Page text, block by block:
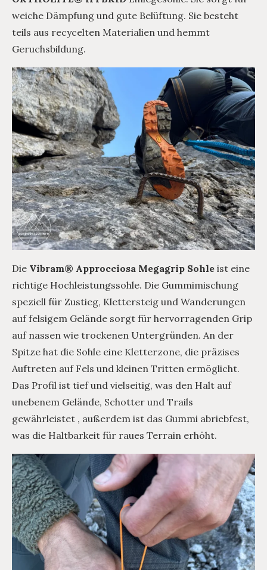
weiche Dämpfung und gute Belüftung. Sie besteht
teils aus recycelten Materialien und hemmt
Geruchsbildung.
Die Vibram® Approcciosa Megagrip Sohle ist eine
richtige Hochleistungssohle. Die Gummimischung
speziell für Zustieg, Klettersteig und Wanderungen
auf felsigem Gelände sorgt für hervorragenden Grip
auf nassen wie trockenen Untergründen. An der
Spitze hat die Sohle eine Kletterzone, die präzises
Auftreten auf Fels und kleinen Tritten ermöglicht.
Das Profil ist tief und vielseitig, was den Halt auf
unebenem Gelände, Schotter und Trails
gewährleistet , außerdem ist das Gummi abriebfest,
was die Haltbarkeit für raues Terrain erhöht.